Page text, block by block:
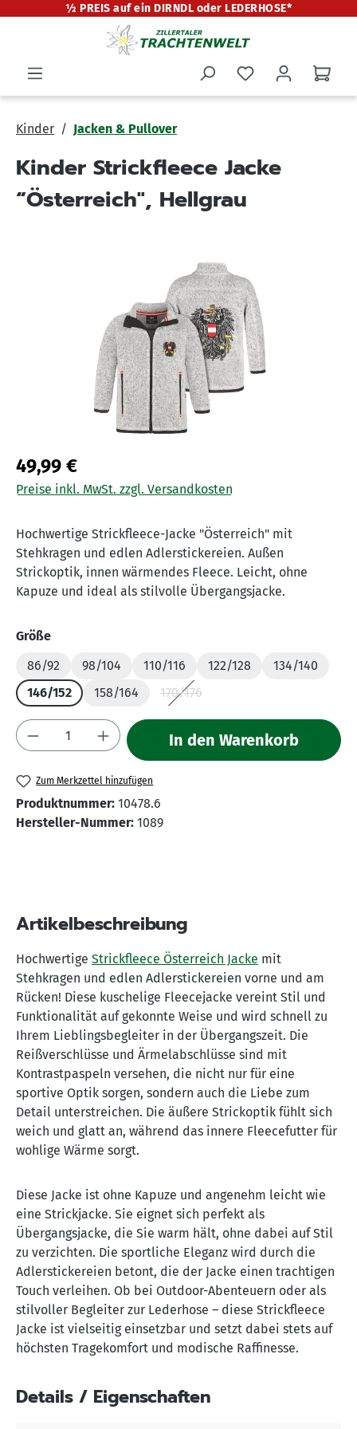
springen
½ PREIS auf ein DIRNDL oder LEDERHOSE*
Kinder Jacken & Pullover
Kinder Strickfleece Jacke
“Österreich", Hellgrau
49,99 €
Preise inkl. MwSt. zzgl. Versandkosten
Hochwertige Strickfleece-Jacke "Österreich" mit
Stehkragen und edlen Adlerstickereien. Außen
Strickoptik, innen wärmendes Fleece. Leicht, ohne
Kapuze und ideal als stilvolle Übergangsjacke.
Größeauswählen
86/92
98/104 110/116 122/128
134/140
146/152
158/164 170/176
(Diese Option ist zurzeit nicht
Produkt Anzahl: Gib den gewünschten
In den Warenkorb
Zum Merkzettel hinzufügen
Produktnummer: 10478.6
Hersteller-Nummer: 1089
Artikelbeschreibung
Hochwertige Strickfleece Österreich Jacke mit
Stehkragen und edlen Adlerstickereien vorne und am
Rücken! Diese kuschelige Fleecejacke vereint Stil und
Funktionalität auf gekonnte Weise und wird schnell zu
Ihrem Lieblingsbegleiter in der Übergangszeit. Die
Reißverschlüsse und Ärmelabschlüsse sind mit
Kontrastpaspeln versehen, die nicht nur für eine
sportive Optik sorgen, sondern auch die Liebe zum
Detail unterstreichen. Die äußere Strickoptik fühlt sich
weich und glatt an, während das innere Fleecefutter für
wohlige Wärme sorgt.
Diese Jacke ist ohne Kapuze und angenehm leicht wie
eine Strickjacke. Sie eignet sich perfekt als
Übergangsjacke, die Sie warm hält, ohne dabei auf Stil
zu verzichten. Die sportliche Eleganz wird durch die
Adlerstickereien betont, die der Jacke einen trachtigen
Touch verleihen. Ob bei Outdoor-Abenteuern oder als
stilvoller Begleiter zur Lederhose – diese Strickfleece
Jacke ist vielseitig einsetzbar und setzt dabei stets auf
höchsten Tragekomfort und modische Raffinesse.
Details / Eigenschaften